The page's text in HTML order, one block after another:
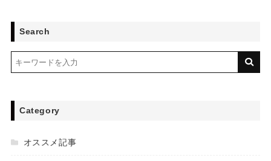
Search
Category
オススメ記事